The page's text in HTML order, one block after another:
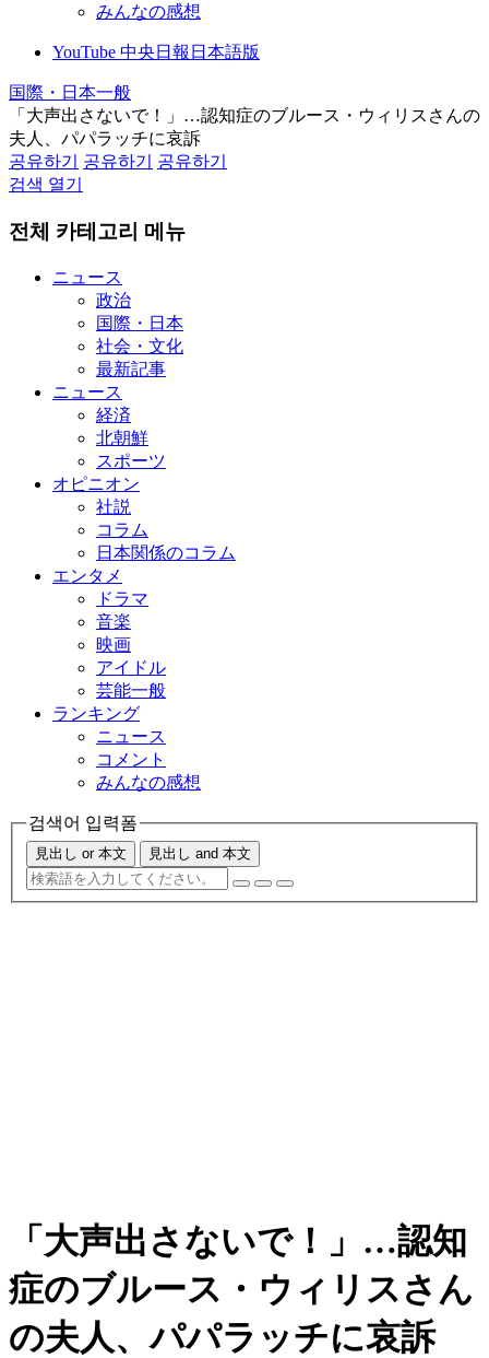
みんなの感想
YouTube 中央日報日本語版
国際・日本一般
「大声出さないで！」…認知症のブルース・ウィリスさんの
夫人、パパラッチに哀訴
공유하기
공유하기
공유하기
검색 열기
전체 카테고리 메뉴
ニュース
政治
国際・日本
社会・文化
最新記事
ニュース
経済
北朝鮮
スポーツ
オピニオン
社説
コラム
日本関係のコラム
エンタメ
ドラマ
音楽
映画
アイドル
芸能一般
ランキング
ニュース
コメント
みんなの感想
검색어 입력폼
見出し or 本文 見出し and 本文
「大声出さないで！」…認知
症のブルース・ウィリスさん
の夫人、パパラッチに哀訴